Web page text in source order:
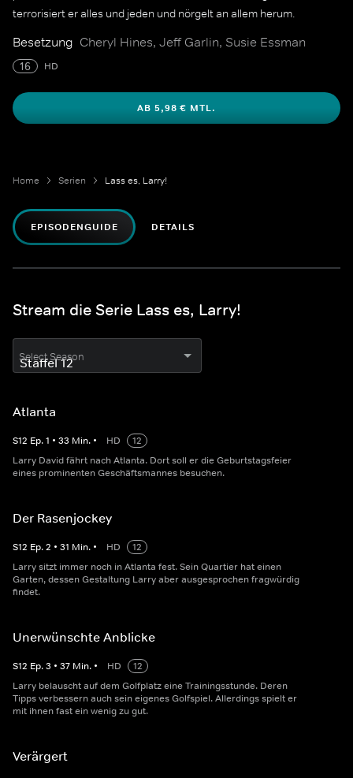
terrorisiert er alles und jeden und nörgelt an allem herum.
Besetzung Cheryl Hines, Jeff Garlin, Susie Essman
16 HD
AB 5,98 € MTL.
Home Serien Lass es, Larry!
EPISODENGUIDE DETAILS
Stream die Serie Lass es, Larry!
Select Season
Atlanta
S12 Ep.1 • 33 Min. • HD
12
Larry David fährt nach Atlanta. Dort soll er die Geburtstagsfeier
eines prominenten Geschäftsmannes besuchen.
Der Rasenjockey
S12 Ep.2 • 31 Min. • HD
12
Larry sitzt immer noch in Atlanta fest. Sein Quartier hat einen
Garten, dessen Gestaltung Larry aber ausgesprochen fragwürdig
findet.
Unerwünschte Anblicke
S12 Ep.3 • 37 Min. • HD
12
Larry belauscht auf dem Golfplatz eine Trainingsstunde. Deren
Tipps verbessern auch sein eigenes Golfspiel. Allerdings spielt er
mit ihnen fast ein wenig zu gut.
Verärgert